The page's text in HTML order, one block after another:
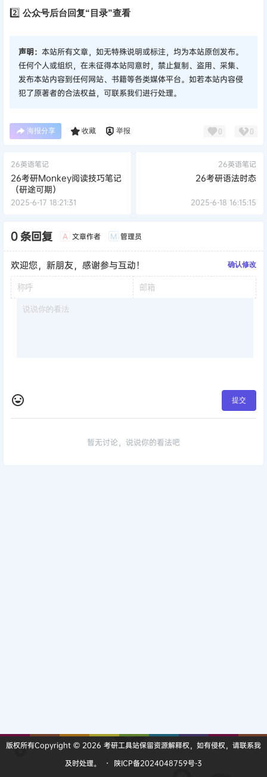
2️⃣ 公众号后台回复“目录”查看
声明： 本站所有文章，如无特殊说明或标注，均为本站原创发布。
任何个人或组织，在未征得本站同意时，禁止复制、盗用、采集、
发布本站内容到任何网站、书籍等各类媒体平台。如若本站内容侵
犯了原著者的合法权益，可联系我们进行处理。
海报分享 收藏 举报 0 0
26英语笔记
26考研Monkey阅读技巧笔记
（研途可期）
2025-6-17 18:21:31
26英语笔记
26考研语法时态
2025-6-18 16:15:15
0 条回复 A 文章作者 M 管理员
欢迎您，新朋友，感谢参与互动！ 确认修改
提交
暂无讨论，说说你的看法吧
版权所有Copyright © 2026 考研工具站保留资源解释权，如有侵权，请联系我
及时处理。
・
陕ICP备2024048759号-3